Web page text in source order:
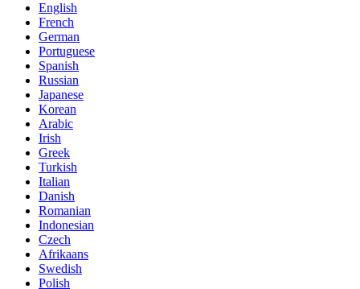
English
French
German
Portuguese
Spanish
Russian
Japanese
Korean
Arabic
Irish
Greek
Turkish
Italian
Danish
Romanian
Indonesian
Czech
Afrikaans
Swedish
Polish